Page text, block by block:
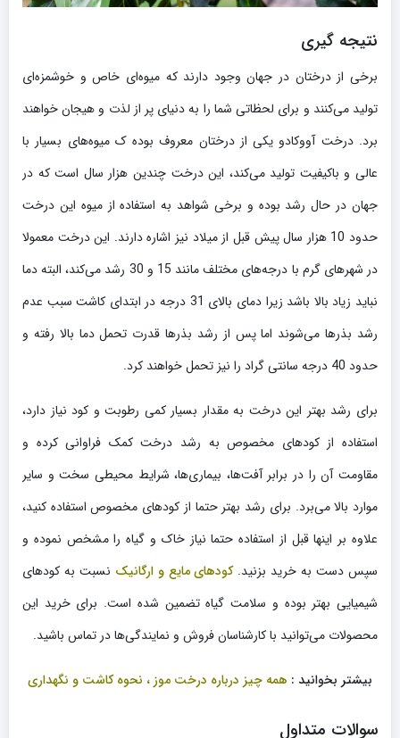
نتیجه گیری
برخی از درختان در جهان وجود دارند که میوه‌ای خاص و خوشمزه‌ای
تولید می‌کنند و برای لحظاتی شما را به دنیای پر از لذت و هیجان خواهند
برد. درخت آووکادو یکی از درختان معروف بوده ک میوه‌های بسیار با
عالی و باکیفیت تولید می‌کند، این درخت چندین هزار سال است که در
جهان در حال رشد بوده و برخی شواهد به استفاده از میوه این درخت
حدود 10 هزار سال پیش قبل از میلاد نیز اشاره دارند. این درخت معمولا
در شهرهای گرم با درجه‌های مختلف مانند 15 و 30 رشد می‌کند، البته دما
نباید زیاد بالا باشد زیرا دمای بالای 31 درجه در ابتدای کاشت سبب عدم
رشد بذرها می‌شوند اما پس از رشد بذرها قدرت تحمل دما بالا رفته و
حدود 40 درجه سانتی گراد را نیز تحمل خواهند کرد.
برای رشد بهتر این درخت به مقدار بسیار کمی رطوبت و کود نیاز دارد،
استفاده از کودهای مخصوص به رشد درخت کمک فراوانی کرده و
مقاومت آن را در برابر آفت‌ها، بیماری‌ها، شرایط محیطی سخت و سایر
موارد بالا می‌برد. برای رشد بهتر حتما از کودهای مخصوص استفاده کنید،
علاوه بر اینها قبل از استفاده حتما نیاز خاک و گیاه را مشخص نموده و
سپس دست به خرید بزنید.کودهای مایع و ارگانیک نسبت به کودهای
شیمیایی بهتر بوده و سلامت گیاه تضمین شده است. برای خرید این
محصولات می‌توانید با کارشناسان فروش و نمایندگی‌ها در تماس باشید.
بیشتر بخوانید : همه چیز درباره درخت موز ، نحوه کاشت و نگهداری
سوالات متداول